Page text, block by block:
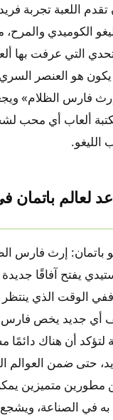
اللعبة تجربة
الكوميدي
التي عرفت بها
هو العنصر السري
فارس الظلام»
ألعاب أي محب
الليغو.
لعالم باتمان
باتمان: إرث فارس
يفتح آفاقًا
الوقت الذي ينتظر
أي جديد يخص فارس
لتؤكد أن هناك دائمًا
حتى ضمن العوالم
مطورين متميزين
به في الصناعة،